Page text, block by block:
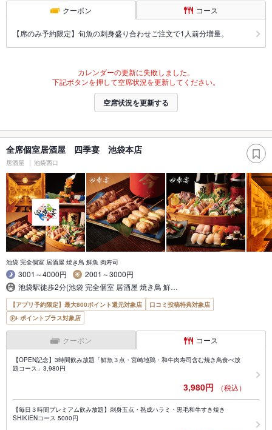
クーポン コース
【席のみ予約限定】旬魚の刺身盛り合わせご注文で1人前分増量。
カレンダーの更新に失敗しました。
下記ボタンを押して空席状況を更新してください。
空席状況を更新する
全席個室居酒屋 四季宴 池袋本店
居酒屋 池袋西口
池袋 完全個室 居酒屋 焼き鳥 鮮魚 肉寿司
3001～4000円
2001～3000円
池袋駅徒歩2分(池袋 完全個室 居酒屋 焼き鳥 鮮…
【アプリ予約限定】最大800ポイント還元対象店
口コミ投稿特典対象店
ポイントプラス対象店
クーポン コース
【OPEN記念】3時間飲み放題「鮮魚３点・宮崎地鶏・和牛肉寿司含む焼き鳥食べ放
題コース」3,980円
3,980円 （税込）
【毎日３時間プレミアム飲み放題】刺身五点・熟成ハラミ・黒毛和牛すき焼き
SHIKIENコース 5000円